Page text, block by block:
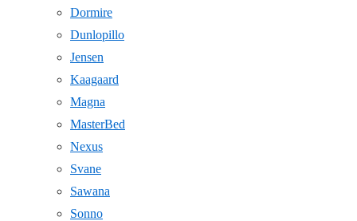
Dormire
Dunlopillo
Jensen
Kaagaard
Magna
MasterBed
Nexus
Svane
Sawana
Sonno